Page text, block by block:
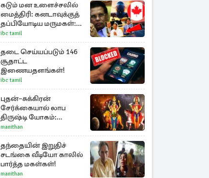
கடும் மன உளைச்சலில்
மைத்திரி: கனடாவுக்குத்
தப்பியோடிய மருமகள்:
மகன் கொழும்பில்...!
ibc tamil
தடை செய்யப்படும் 146
சூதாட்ட
இணையதளங்கள்!
ibc tamil
புதன்–சுக்கிரன்
சேர்க்கையால் லாப
திருஷ்டி யோகம்:
அதிர்ஷ்டம் பெறும் டாப் 3
ராசிகள்!
manithan
தந்தையின் இறுதிச்
சடங்கை வீடியோ காலில்
பார்த்த மகள்கள்!
manithan